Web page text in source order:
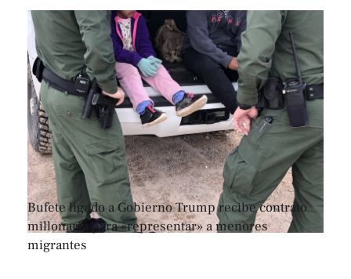
Bufete ligado a Gobierno Trump recibe contrato
millonario para «representar» a menores
migrantes